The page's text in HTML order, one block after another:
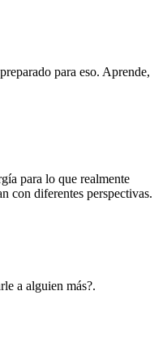
para eso. Aprende,
para lo que realmente
con diferentes perspectivas.
a alguien más?.